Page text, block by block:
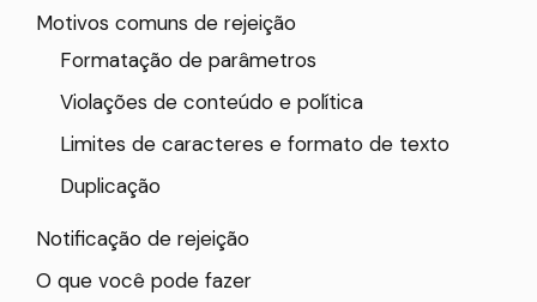
Motivos comuns de rejeição
Formatação de parâmetros
Violações de conteúdo e política
Limites de caracteres e formato de texto
Duplicação
Notificação de rejeição
O que você pode fazer